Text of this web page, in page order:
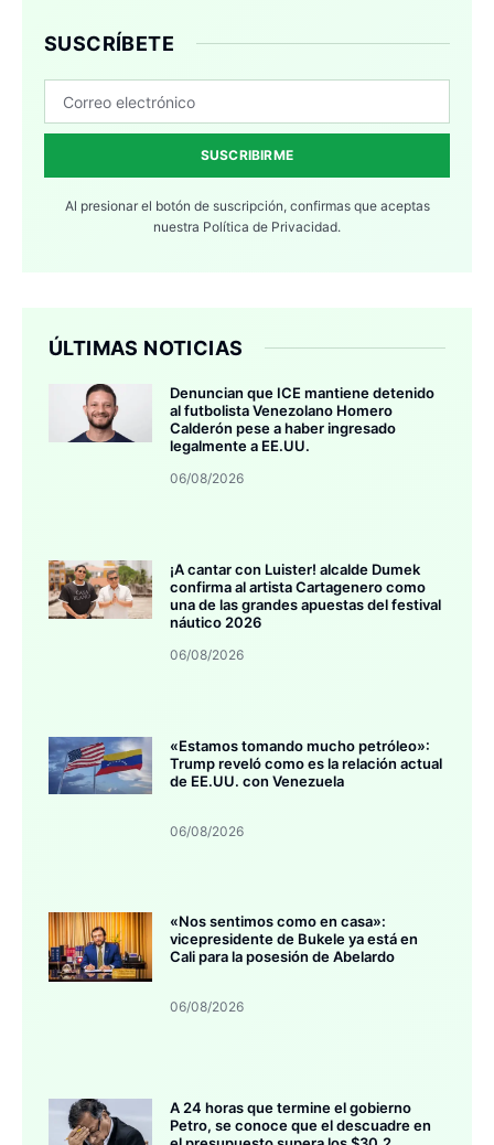
SUSCRÍBETE
SUSCRIBIRME
Al presionar el botón de suscripción, confirmas que aceptas
nuestra Política de Privacidad.
ÚLTIMAS NOTICIAS
Denuncian que ICE mantiene detenido
al futbolista Venezolano Homero
Calderón pese a haber ingresado
legalmente a EE.UU.
06/08/2026
¡A cantar con Luister! alcalde Dumek
confirma al artista Cartagenero como
una de las grandes apuestas del festival
náutico 2026
06/08/2026
«Estamos tomando mucho petróleo»:
Trump reveló como es la relación actual
de EE.UU. con Venezuela
06/08/2026
«Nos sentimos como en casa»:
vicepresidente de Bukele ya está en
Cali para la posesión de Abelardo
06/08/2026
A 24 horas que termine el gobierno
Petro, se conoce que el descuadre en